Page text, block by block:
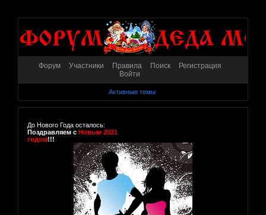
Форум Участники Правила Поиск
Регистрация
Войти
Активные темы
До Нового Года осталось:
Поздравляем с Новым 2021
годом!!!